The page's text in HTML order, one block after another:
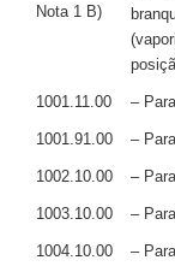
Nota 1 B)
1001.11.00 –
1001.91.00 –
1002.10.00 –
1003.10.00 –
1004.10.00 –